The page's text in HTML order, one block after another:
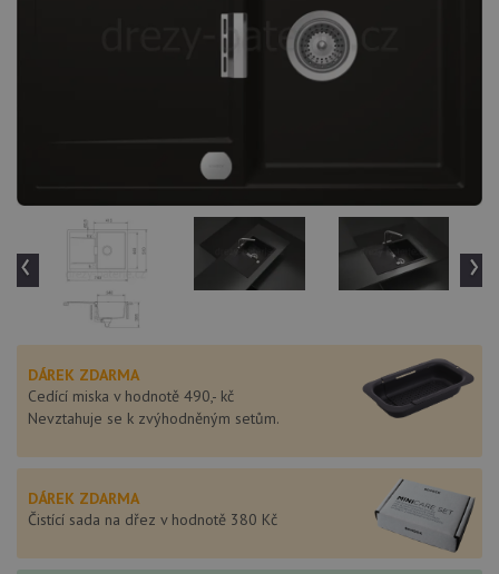
‹ ›
DÁREK ZDARMA
Cedící miska v hodnotě 490,- kč
Nevztahuje se k zvýhodněným setům.
DÁREK ZDARMA
Čistící sada na dřez v hodnotě 380 Kč